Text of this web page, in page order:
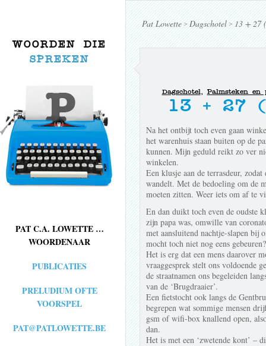
WOORDEN DIE
SPREKEN
PAT C.A. LOWETTE …
WOORDENAAR
PUBLICATIES
PRELUDIUM OFTE
VOORSPEL
PAT@PATLOWETTE.BE
Pat Lowette> Dagschotel > 13 + 27
Dagschotel Palmsteken en
13 + 27
Na het ontbijt toch even gaan
het warenhuis staan buiten op de
kunnen. Mijn geduld reikt zo ver
winkelen.
Een klusje aan de terrasdeur,
wandelt. Met de bedoeling om de
moeten zitten. Weer iets om af te
En dan duikt toch even de oudste
zijn papa was, omwille van
met aansluitend nachtje-slapen bij
mocht toch niet nog eens gebeuren?
Het is erg dat een mens daarover
vraaggesprek stelt ons voldoende
de straatnamen ons begeleiden
van de ‘Brugdraaier’.
Een fietstocht ook langs de
begrepen wat sommige mensen
gsm of wifi-box knallend open,
dan.
Het is met een ‘zwetende kont’ –